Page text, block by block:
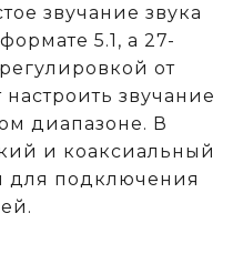
звучание звука
5.1, а 27-
от
звучание
диапазоне. В
и коаксиальный
для подключения